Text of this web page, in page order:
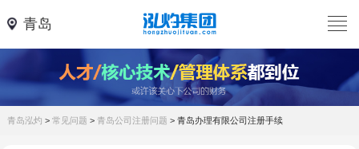
青岛
青岛泓灼 > 常见问题 > 青岛公司注册问题 > 青岛办理有限公司注册手续